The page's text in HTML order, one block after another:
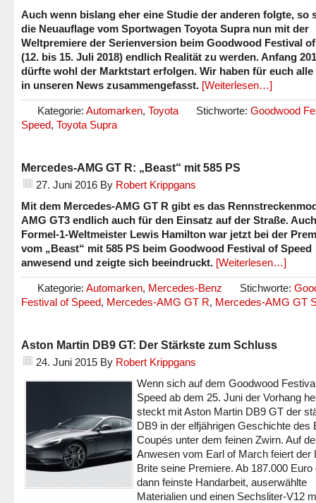
Auch wenn bislang eher eine Studie der anderen folgte, so
die Neuauflage vom Sportwagen Toyota Supra nun mit der
Weltpremiere der Serienversion beim Goodwood Festival
(12. bis 15. Juli 2018) endlich Realität zu werden. Anfang
dürfte wohl der Marktstart erfolgen. Wir haben für euch alle
in unseren News zusammengefasst. [Weiterlesen…]
Kategorie: Automarken, Toyota Stichworte: Goodwood
Speed, Toyota Supra
Mercedes-AMG GT R: „Beast“ mit 585 PS
27. Juni 2016 By Robert Krippgans
Mit dem Mercedes-AMG GT R gibt es das
AMG GT3 endlich auch für den Einsatz auf der Straße. Auch
Formel-1-Weltmeister Lewis Hamilton war jetzt bei der
vom „Beast“ mit 585 PS beim Goodwood Festival of Speed
anwesend und zeigte sich beeindruckt. [Weiterlesen…]
Kategorie: Automarken, Mercedes-Benz Stichworte:
Festival of Speed, Mercedes-AMG GT R, Mercedes-AMG GT
Aston Martin DB9 GT: Der Stärkste zum Schluss
24. Juni 2015 By Robert Krippgans
Wenn sich auf dem Goodwood
Speed ab dem 25. Juni der Vorhang
steckt mit Aston Martin DB9 GT der
DB9 in der elfjährigen Geschichte des
Coupés unter dem feinen Zwirn. Auf
Anwesen vom Earl of March feiert der
Brite seine Premiere. Ab 187.000 Euro
dann feinste Handarbeit, auserwählte
Materialien und einen Sechsliter-V12